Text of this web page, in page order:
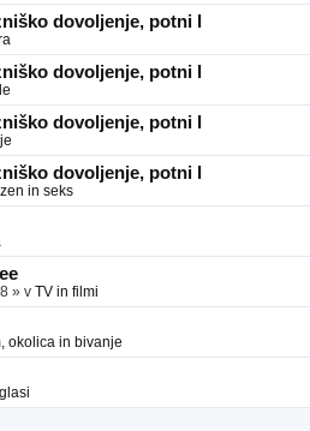
dovoljenje, potni l
dovoljenje, potni l
dovoljenje, potni l
dovoljenje, potni l
in seks
» v TV in filmi
okolica in bivanje